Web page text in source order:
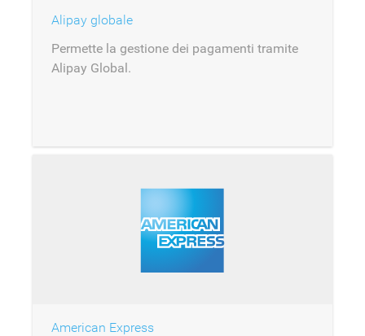
Alipay globale
Permette la gestione dei pagamenti tramite
Alipay Global.
American Express